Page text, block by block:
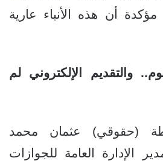
مؤكدة أن هذه الأنباء عارية
والتقديم الإلكتروني لم
(حقوقي) عثمان محمد
الإدارة العامة للجوازات